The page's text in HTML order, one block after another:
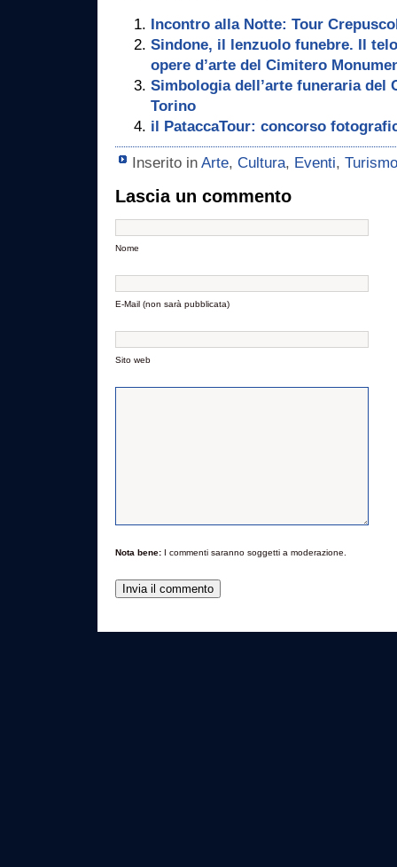
Incontro alla Notte: Tour
Sindone, il lenzuolo funebre. Il
opere d’arte del Cimitero
Simbologia dell’arte funeraria del
Torino
il PataccaTour: concorso
Inserito in Arte, Cultura, Eventi, Turismo
Lascia un commento
Nome
E-Mail (non sarà pubblicata)
Sito web
Nota bene: I commenti saranno soggetti a moderazione.